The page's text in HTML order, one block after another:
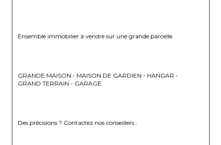
Ensemble immobilier à vendre sur une grande parcelle.
GRANDE MAISON - MAISON DE GARDIEN - HANGAR -
GRAND TERRAIN - GARAGE
Des précisions ? Contactez nos conseillers :